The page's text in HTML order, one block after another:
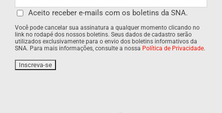
Aceito receber e-mails com os boletins da SNA.
Você pode cancelar sua assinatura a qualquer momento clicando no
link no rodapé dos nossos boletins. Seus dados de cadastro serão
utilizados exclusivamente para o envio dos boletins informativos da
SNA. Para mais informações, consulte a nossa Política de Privacidade.